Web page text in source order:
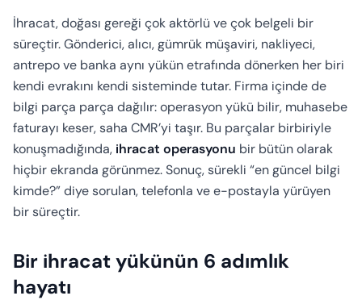
İhracat, doğası gereği çok aktörlü ve çok belgeli bir
süreçtir. Gönderici, alıcı, gümrük müşaviri, nakliyeci,
antrepo ve banka aynı yükün etrafında dönerken her biri
kendi evrakını kendi sisteminde tutar. Firma içinde de
bilgi parça parça dağılır: operasyon yükü bilir, muhasebe
faturayı keser, saha CMR’yi taşır. Bu parçalar birbiriyle
konuşmadığında, ihracat operasyonu bir bütün olarak
hiçbir ekranda görünmez. Sonuç, sürekli “en güncel bilgi
kimde?” diye sorulan, telefonla ve e-postayla yürüyen
bir süreçtir.
Bir ihracat yükünün 6 adımlık
hayatı